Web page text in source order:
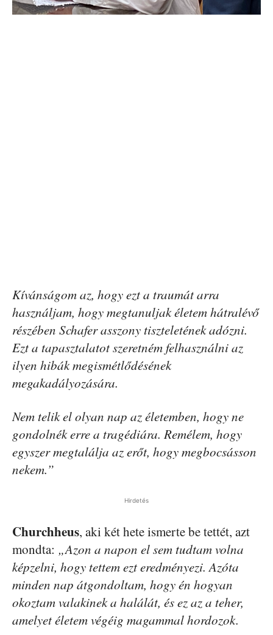
Kívánságom az, hogy ezt a traumát arra
használjam, hogy megtanuljak életem hátralévő
részében Schafer asszony tiszteletének adózni.
Ezt a tapasztalatot szeretném felhasználni az
ilyen hibák megismétlődésének
megakadályozására.
Nem telik el olyan nap az életemben, hogy ne
gondolnék erre a tragédiára. Remélem, hogy
egyszer megtalálja az erőt, hogy megbocsásson
nekem.”
Hirdetés
Churchheus, aki két hete ismerte be tettét, azt
mondta: „Azon a napon el sem tudtam volna
képzelni, hogy tettem ezt eredményezi. Azóta
minden nap átgondoltam, hogy én hogyan
okoztam valakinek a halálát, és ez az a teher,
amelyet életem végéig magammal hordozok.